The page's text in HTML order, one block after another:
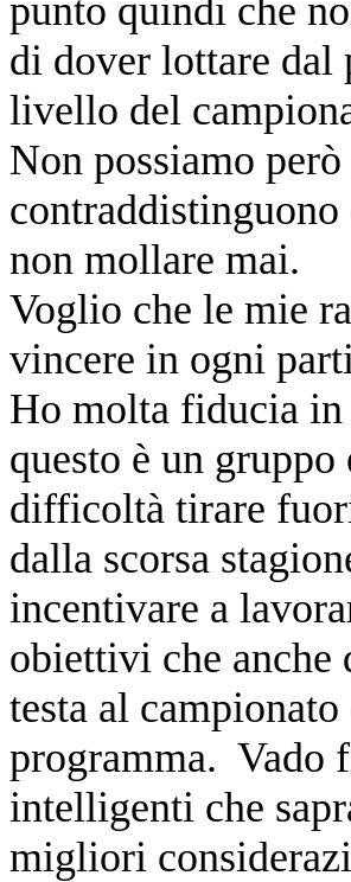
punto quindi che
di dover lottare
livello del
Non possiamo
non mollare mai.
Voglio che le mie
vincere in ogni
Ho molta fiducia in
questo è un
difficoltà tirare
dalla scorsa
incentivare a
obiettivi che anche
testa al
programma. Vado
intelligenti che
migliori